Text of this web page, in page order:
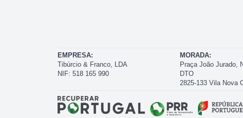
EMPRESA:
Tibúrcio & Franco, LDA
NIF: 518 165 990
MORADA:
Praça João Jurado,
DTO
2825-133 Vila Nova